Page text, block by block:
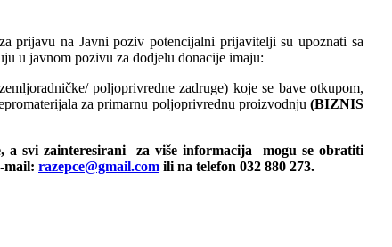
prijavu na Javni poziv potencijalni prijavitelji su upoznati sa
u javnom pozivu za dodjelu donacije imaju:
poljoprivredne zadruge) koje se bave otkupom,
za primarnu poljoprivrednu proizvodnju (BIZNIS
a svi zainteresirani za više informacija mogu se obratiti
mail: razepce@gmail.com ili na telefon 032 880 273.